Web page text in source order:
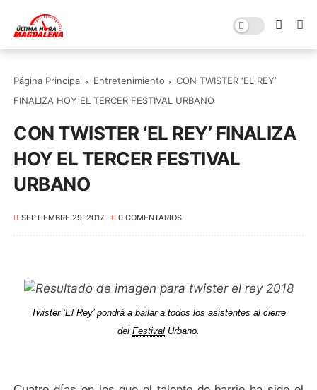
Página Principal Entretenimiento
CON TWISTER ‘EL REY’
FINALIZA HOY EL TERCER FESTIVAL URBANO
CON TWISTER ‘EL REY’ FINALIZA
HOY EL TERCER FESTIVAL
URBANO
SEPTIEMBRE 29, 2017 0 COMENTARIOS
Twister ‘El Rey’ pondrá a bailar a todos los asistentes al cierre
del Festival Urbano.